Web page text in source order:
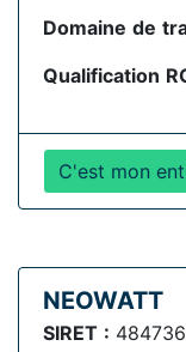
Domaine de
Qualification
C'est mon
NEOWATT
SIRET :